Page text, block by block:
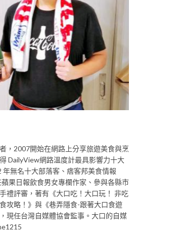
，2007開始在網路上分享旅遊美食與烹
DailyView網路溫度計最具影響力十大
年無名十大部落客、痞客邦美食情報
果日報飲食男女專欄作家、參與各縣市
禮評審，著有《大口吃！大口玩！ 非吃
攻略！》與《巷弄隱食-跟著大口食遊
現任台灣自媒體協會監事。大口的自媒